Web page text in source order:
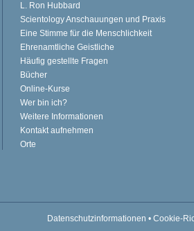
L. Ron Hubbard
Scientology Anschauungen und Praxis
Eine Stimme für die Menschlichkeit
Ehrenamtliche Geistliche
Häufig gestellte Fragen
Bücher
Online-Kurse
Wer bin ich?
Weitere Informationen
Kontakt aufnehmen
Orte
Datenschutzinformationen • Cookie-